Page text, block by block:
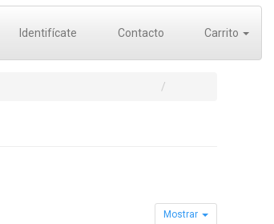
Identifícate Contacto Carrito
Mostrar